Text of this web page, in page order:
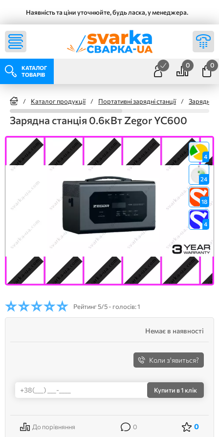
Наявність та ціни уточнюйте, будь ласка, у менеджера.
КАТАЛОГ
ТОВАРІВ
0 0
/ Каталог продукції / Портативні зарядні станції / Зарядні
Зарядна станція 0.6кВт Zegor YC600
4
24
18
4
Рейтинг5/5 - голосів: 1
Немає в наявності
Коли з'явиться?
Купити в 1 клік
До порівняння 0 0